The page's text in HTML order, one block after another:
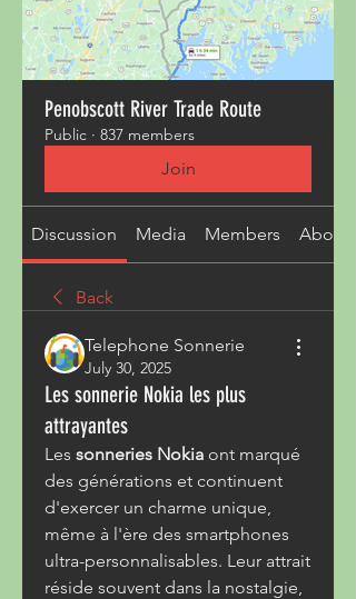
Penobscott River Trade Route
Public · 837 members
Join
Discussion Media Members About
Back
Telephone Sonnerie
July 30, 2025
Les sonnerie Nokia les plus
attrayantes
Les sonneries Nokia ont marqué
des générations et continuent
d'exercer un charme unique,
même à l'ère des smartphones
ultra-personnalisables. Leur attrait
réside souvent dans la nostalgie,